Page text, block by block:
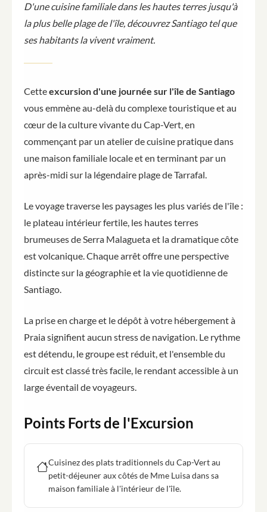
D'une cuisine familiale dans les hautes terres jusqu'à
la plus belle plage de l'île, découvrez Santiago tel que
ses habitants la vivent vraiment.
Cetteexcursion d'une journée sur l'île de Santiago
vous emmène au-delà du complexe touristique et au
cœur de la culture vivante du Cap-Vert, en
commençant par un atelier de cuisine pratique dans
une maison familiale locale et en terminant par un
après-midi sur la légendaire plage de Tarrafal.
Le voyage traverse les paysages les plus variés de l'île :
le plateau intérieur fertile, les hautes terres
brumeuses de Serra Malagueta et la dramatique côte
est volcanique. Chaque arrêt offre une perspective
distincte sur la géographie et la vie quotidienne de
Santiago.
La prise en charge et le dépôt à votre hébergement à
Praia signifient aucun stress de navigation. Le rythme
est détendu, le groupe est réduit, et l'ensemble du
circuit est classé très facile, le rendant accessible à un
large éventail de voyageurs.
Points Forts de l'Excursion
Cuisinez des plats traditionnels du Cap-Vert au
petit-déjeuner aux côtés de Mme Luisa dans sa
maison familiale à l'intérieur de l'île.